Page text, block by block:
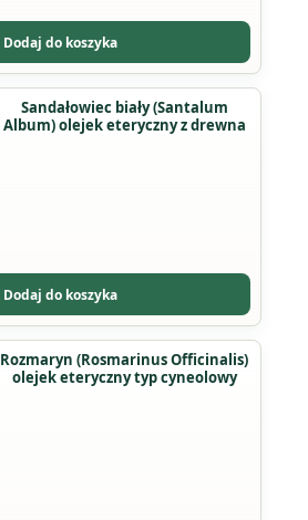
Dodaj do koszyka
Sandałowiec biały (Santalum
Album) olejek eteryczny z drewna
Dodaj do koszyka
Rozmaryn (Rosmarinus Officinalis)
olejek eteryczny typ cyneolowy